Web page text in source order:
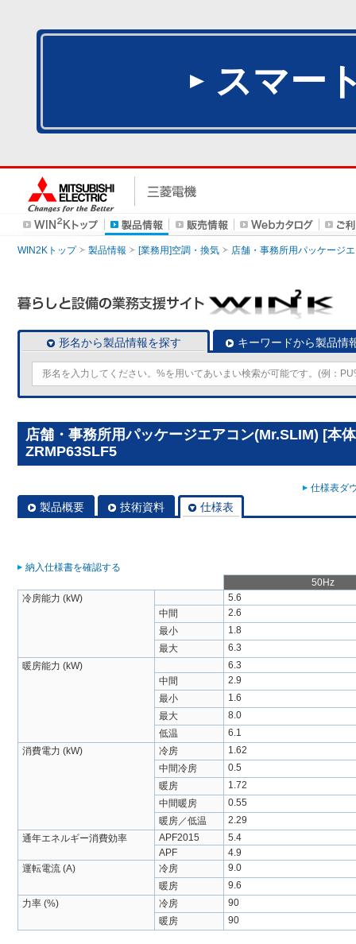
スマー
WIN2Kトップ 製品情報 [業務用]空調・換気 店舗・事務所用パッケージ
形名から製品情報を探す キーワードから製品情
店舗・事務所用パッケージエアコン(Mr.SLIM) [本
ZRMP63SLF5
仕様表ダ
製品概要 技術資料 仕様表
納入仕様書を確認する
50Hz
冷房能力 (kW)
5.6
中間
2.6
最小
1.8
最大
6.3
暖房能力 (kW)
6.3
中間
2.9
最小
1.6
最大
8.0
低温
6.1
消費電力 (kW)
冷房
1.62
中間冷房
0.5
暖房
1.72
中間暖房
0.55
暖房／低温
2.29
通年エネルギー消費効率
APF2015
5.4
APF
4.9
運転電流 (A)
冷房
9.0
暖房
9.6
力率 (%)
冷房
90
暖房
90